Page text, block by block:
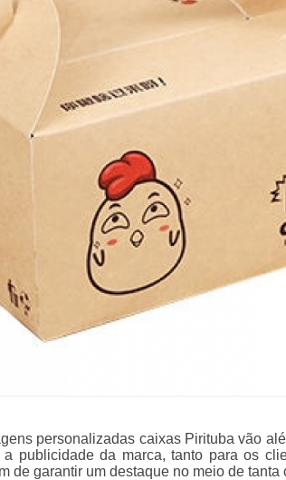
personalizadas caixas Pirituba vão
a publicidade da marca, tanto para os
de garantir um destaque no meio de tanta